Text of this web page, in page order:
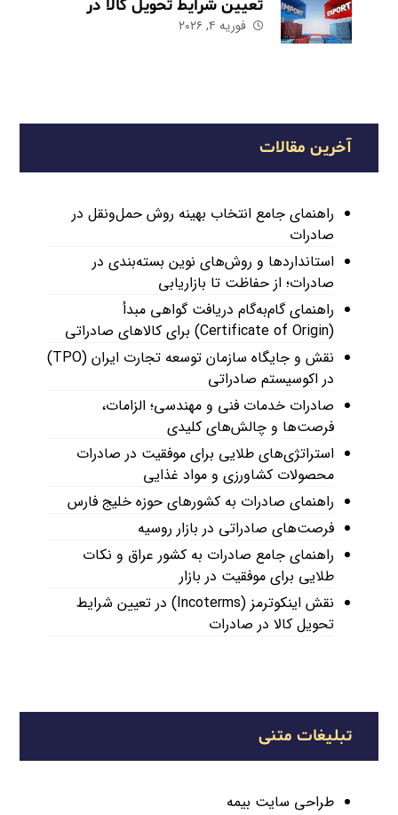
تعیین شرایط تحویل کالا در
صادرات
فوریه ۴, ۲۰۲۶
آخرین مقالات
راهنمای جامع انتخاب بهینه روش حمل‌ونقل در
صادرات
استانداردها و روش‌های نوین بسته‌بندی در
صادرات؛ از حفاظت تا بازاریابی
راهنمای گام‌به‌گام دریافت گواهی مبدأ
(Certificate of Origin) برای کالاهای صادراتی
نقش و جایگاه سازمان توسعه تجارت ایران (TPO)
در اکوسیستم صادراتی
صادرات خدمات فنی و مهندسی؛ الزامات،
فرصت‌ها و چالش‌های کلیدی
استراتژی‌های طلایی برای موفقیت در صادرات
محصولات کشاورزی و مواد غذایی
راهنمای صادرات به کشورهای حوزه خلیج فارس
فرصت‌های صادراتی در بازار روسیه
راهنمای جامع صادرات به کشور عراق و نکات
طلایی برای موفقیت در بازار
نقش اینکوترمز (Incoterms) در تعیین شرایط
تحویل کالا در صادرات
تبلیغات متنی
طراحی سایت بیمه